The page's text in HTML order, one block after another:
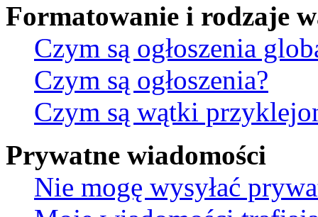
Formatowanie i rodzaje
Czym są ogłoszenia
Czym są ogłoszenia?
Czym są wątki
Prywatne wiadomości
Nie mogę wysyłać